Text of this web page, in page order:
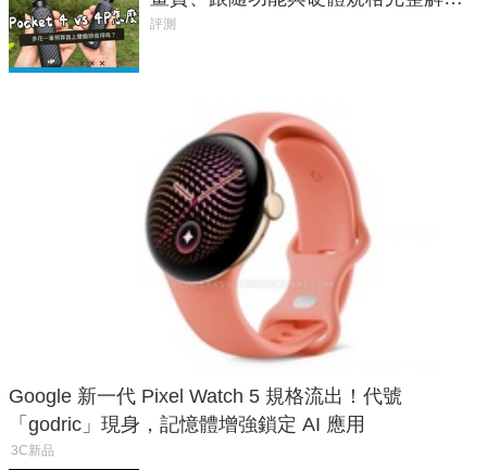
析，一次看懂兩台差異
評測
Google 新一代 Pixel Watch 5 規格流出！代號
「godric」現身，記憶體增強鎖定 AI 應用
3C新品